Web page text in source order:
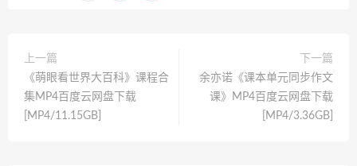
上一篇
《萌眼看世界大百科》课程合
集MP4百度云网盘下载
[MP4/11.15GB]
下一篇
余亦诺《课本单元同步作文
课》MP4百度云网盘下载
[MP4/3.36GB]